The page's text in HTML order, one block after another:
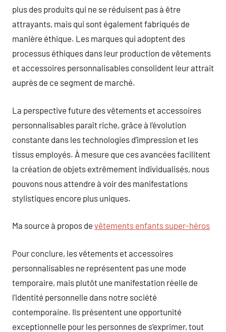
plus des produits qui ne se réduisent pas à être
attrayants, mais qui sont également fabriqués de
manière éthique. Les marques qui adoptent des
processus éthiques dans leur production de vêtements
et accessoires personnalisables consolident leur attrait
auprès de ce segment de marché.
La perspective future des vêtements et accessoires
personnalisables paraît riche, grâce à l’évolution
constante dans les technologies d’impression et les
tissus employés. À mesure que ces avancées facilitent
la création de objets extrêmement individualisés, nous
pouvons nous attendre à voir des manifestations
stylistiques encore plus uniques.
Ma source à propos de vêtements enfants super-héros
Pour conclure, les vêtements et accessoires
personnalisables ne représentent pas une mode
temporaire, mais plutôt une manifestation réelle de
l’identité personnelle dans notre société
contemporaine. Ils présentent une opportunité
exceptionnelle pour les personnes de s’exprimer, tout